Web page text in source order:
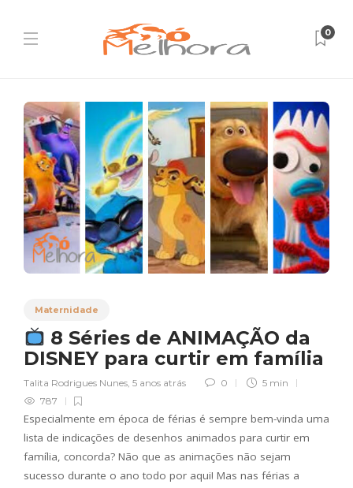
0
Maternidade
8 Séries de ANIMAÇÃO da
DISNEY para curtir em família
Talita Rodrigues Nunes 5 anos atrás 0
5 min
787
Especialmente em época de férias é sempre bem-vinda uma
lista de indicações de desenhos animados para curtir em
família, concorda? Não que as animações não sejam
sucesso durante o ano todo por aqui! Mas nas férias a